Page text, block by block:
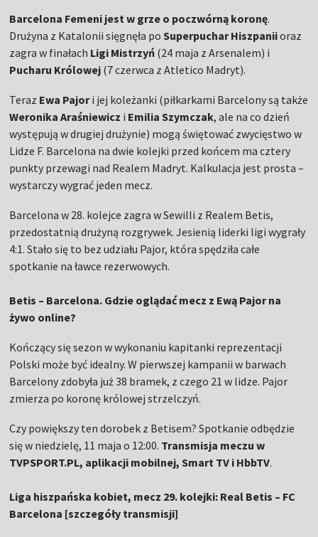
Barcelona Femeni jest w grze o poczwórną koronę.
Drużyna z Katalonii sięgnęła poSuperpuchar Hiszpaniioraz
zagra w finałach Ligi Mistrzyń (24 maja z Arsenalem) i
Pucharu Królowej (7 czerwca z Atletico Madryt).
Teraz Ewa Pajori jej koleżanki (piłkarkami Barcelony są także
Weronika Araśniewicz i Emilia Szymczak, ale na co dzień
występują w drugiej drużynie) mogą świętować zwycięstwo w
Lidze F. Barcelona na dwie kolejki przed końcem ma cztery
punkty przewagi nad Realem Madryt. Kalkulacja jest prosta –
wystarczy wygrać jeden mecz.
Barcelona w 28. kolejce zagra w Sewilli z Realem Betis,
przedostatnią drużyną rozgrywek. Jesienią liderki ligi wygrały
4:1. Stało się to bez udziału Pajor, która spędziła całe
spotkanie na ławce rezerwowych.
Betis – Barcelona. Gdzie oglądać mecz z Ewą Pajor na
żywo online?
Kończący się sezon w wykonaniu kapitanki reprezentacji
Polski może być idealny. W pierwszej kampanii w barwach
Barcelony zdobyła już 38 bramek, z czego 21 w lidze. Pajor
zmierza po koronę królowej strzelczyń.
Czy powiększy ten dorobek z Betisem? Spotkanie odbędzie
się w niedzielę, 11 maja o 12:00. Transmisja meczu w
TVPSPORT.PL, aplikacji mobilnej, Smart TV i HbbTV.
Liga hiszpańska kobiet, mecz 29. kolejki: Real Betis – FC
Barcelona [szczegóły transmisji]